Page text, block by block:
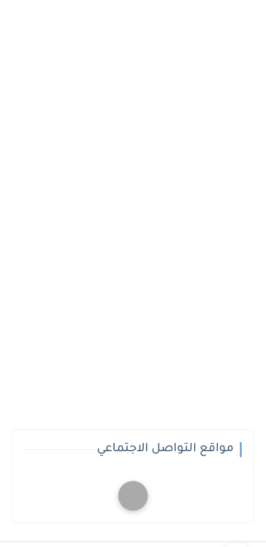
مواقع التواصل الاجتماعي